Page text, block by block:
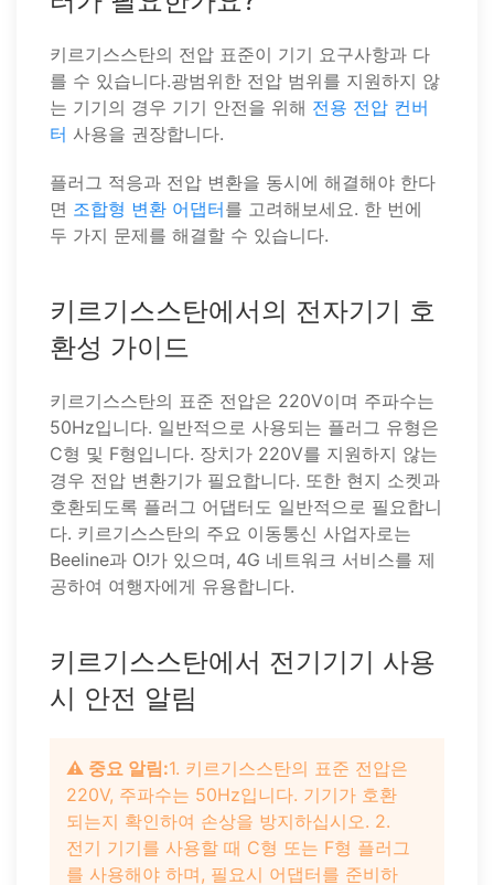
키르기스스탄의 전압 표준이 기기 요구사항과 다
를 수 있습니다.광범위한 전압 범위를 지원하지 않
는 기기의 경우 기기 안전을 위해 전용 전압 컨버
터 사용을 권장합니다.
플러그 적응과 전압 변환을 동시에 해결해야 한다
면 조합형 변환 어댑터를 고려해보세요. 한 번에
두 가지 문제를 해결할 수 있습니다.
키르기스스탄에서의 전자기기 호
환성 가이드
키르기스스탄의 표준 전압은 220V이며 주파수는
50Hz입니다. 일반적으로 사용되는 플러그 유형은
C형 및 F형입니다. 장치가 220V를 지원하지 않는
경우 전압 변환기가 필요합니다. 또한 현지 소켓과
호환되도록 플러그 어댑터도 일반적으로 필요합니
다. 키르기스스탄의 주요 이동통신 사업자로는
Beeline과 O!가 있으며, 4G 네트워크 서비스를 제
공하여 여행자에게 유용합니다.
키르기스스탄에서 전기기기 사용
시 안전 알림
⚠️ 중요 알림:1. 키르기스스탄의 표준 전압은
220V, 주파수는 50Hz입니다. 기기가 호환
되는지 확인하여 손상을 방지하십시오. 2.
전기 기기를 사용할 때 C형 또는 F형 플러그
를 사용해야 하며, 필요시 어댑터를 준비하